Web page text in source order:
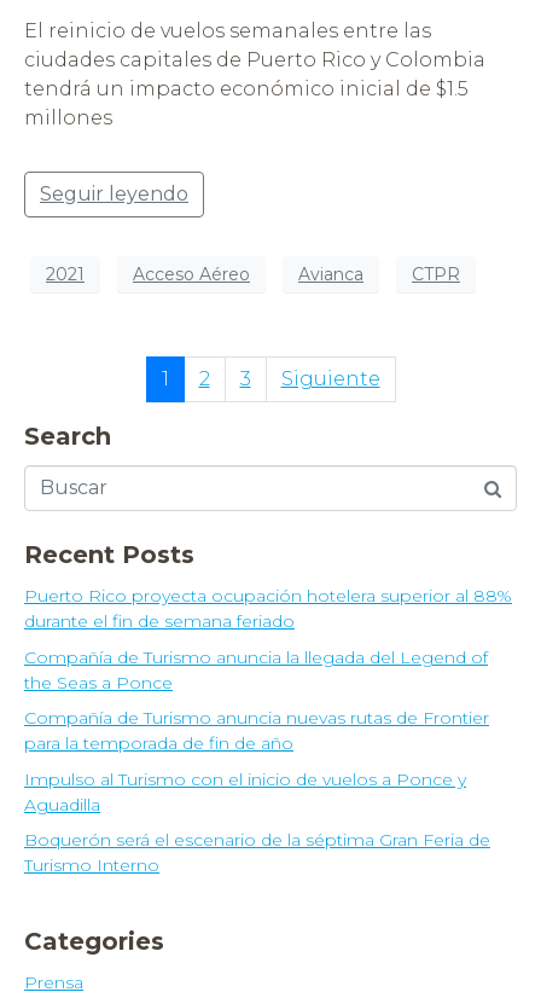
El reinicio de vuelos semanales entre las
ciudades capitales de Puerto Rico y Colombia
tendrá un impacto económico inicial de $1.5
millones
Seguir leyendo
2021 Acceso Aéreo Avianca CTPR
1 2 3 Siguiente
Search
Recent Posts
Puerto Rico proyecta ocupación hotelera superior al 88%
durante el fin de semana feriado
Compañía de Turismo anuncia la llegada del Legend of
the Seas a Ponce
Compañía de Turismo anuncia nuevas rutas de Frontier
para la temporada de fin de año
Impulso al Turismo con el inicio de vuelos a Ponce y
Aguadilla
Boquerón será el escenario de la séptima Gran Feria de
Turismo Interno
Categories
Prensa